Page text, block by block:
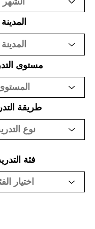
المدينة
مستوى
طريقة
فئة